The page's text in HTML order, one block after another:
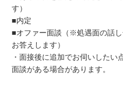
す）
■内定
■オファー面談（※処遇面の話
お答えします）
・面接後に追加でお伺いしたい
面談がある場合があります。